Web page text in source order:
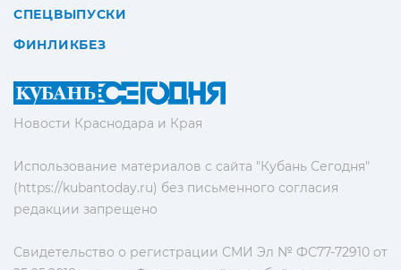
Новости Краснодара и Края
Использование материалов с сайта "Кубань Сегодня"
(https://kubantoday.ru) без письменного согласия
редакции запрещено
Свидетельство о регистрации СМИ Эл № ФС77-72910 от
СПЕЦВЫПУСКИ
ФИНЛИКБЕЗ